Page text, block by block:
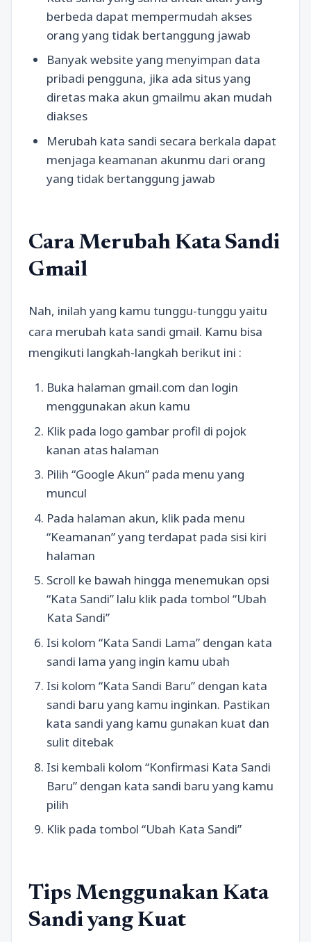
berbeda dapat mempermudah akses
orang yang tidak bertanggung jawab
Banyak website yang menyimpan data
pribadi pengguna, jika ada situs yang
diretas maka akun gmailmu akan mudah
diakses
Merubah kata sandi secara berkala dapat
menjaga keamanan akunmu dari orang
yang tidak bertanggung jawab
Cara Merubah Kata Sandi
Gmail
Nah, inilah yang kamu tunggu-tunggu yaitu
cara merubah kata sandi gmail. Kamu bisa
mengikuti langkah-langkah berikut ini :
Buka halaman gmail.com dan login
menggunakan akun kamu
Klik pada logo gambar profil di pojok
kanan atas halaman
Pilih “Google Akun” pada menu yang
muncul
Pada halaman akun, klik pada menu
“Keamanan” yang terdapat pada sisi kiri
halaman
Scroll ke bawah hingga menemukan opsi
“Kata Sandi” lalu klik pada tombol “Ubah
Kata Sandi”
Isi kolom “Kata Sandi Lama” dengan kata
sandi lama yang ingin kamu ubah
Isi kolom “Kata Sandi Baru” dengan kata
sandi baru yang kamu inginkan. Pastikan
kata sandi yang kamu gunakan kuat dan
sulit ditebak
Isi kembali kolom “Konfirmasi Kata Sandi
Baru” dengan kata sandi baru yang kamu
pilih
Klik pada tombol “Ubah Kata Sandi”
Tips Menggunakan Kata
Sandi yang Kuat